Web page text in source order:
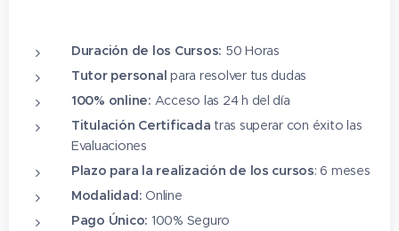
Duración de los Cursos: 50 Horas
Tutor personalpara resolver tus dudas
100% online: Acceso las 24 h del día
Titulación Certificada tras superar con éxito las
Evaluaciones
Plazo para la realización de los cursos: 6 meses
Modalidad: Online
Pago Único: 100% Seguro